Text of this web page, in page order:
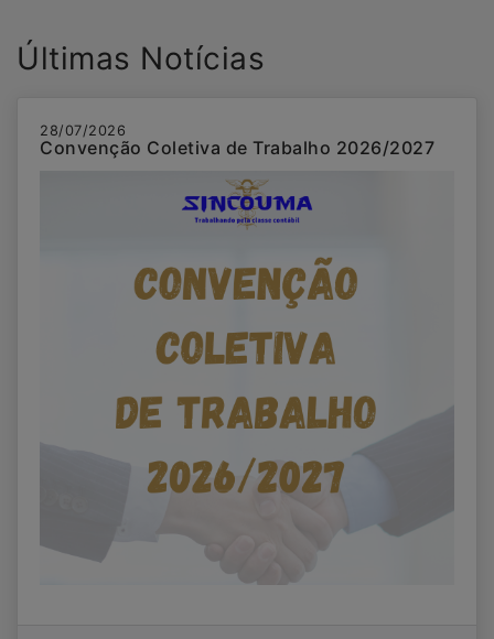
Últimas Notícias
28/07/2026
Convenção Coletiva de Trabalho 2026/2027